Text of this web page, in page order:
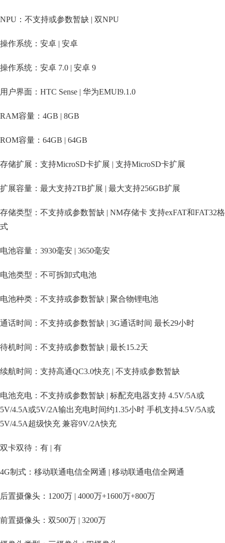
NPU：不支持或参数暂缺 | 双NPU
操作系统：安卓 | 安卓
操作系统：安卓 7.0 | 安卓 9
用户界面：HTC Sense | 华为EMUI9.1.0
RAM容量：4GB | 8GB
ROM容量：64GB | 64GB
存储扩展：支持MicroSD卡扩展 | 支持MicroSD卡扩展
扩展容量：最大支持2TB扩展 | 最大支持256GB扩展
存储类型：不支持或参数暂缺 | NM存储卡 支持exFAT和FAT32格
式
电池容量：3930毫安 | 3650毫安
电池类型：不可拆卸式电池
电池种类：不支持或参数暂缺 | 聚合物锂电池
通话时间：不支持或参数暂缺 | 3G通话时间 最长29小时
待机时间：不支持或参数暂缺 | 最长15.2天
续航时间：支持高通QC3.0快充 | 不支持或参数暂缺
电池充电：不支持或参数暂缺 | 标配充电器支持 4.5V/5A或
5V/4.5A或5V/2A输出充电时间约1.35小时 手机支持4.5V/5A或
5V/4.5A超级快充 兼容9V/2A快充
双卡双待：有 | 有
4G制式：移动联通电信全网通 | 移动联通电信全网通
后置摄像头：1200万 | 4000万+1600万+800万
前置摄像头：双500万 | 3200万